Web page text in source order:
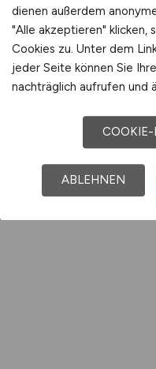
dienen außerdem
"Alle akzeptieren" klicken,
Cookies zu. Unter dem
jeder Seite können Sie
nachträglich aufrufen und
COOKIE-
ABLEHNEN